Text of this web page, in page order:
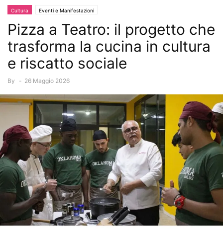
Cultura Eventi e Manifestazioni
Pizza a Teatro: il progetto che
trasforma la cucina in cultura
e riscatto sociale
By - 26 Maggio 2026